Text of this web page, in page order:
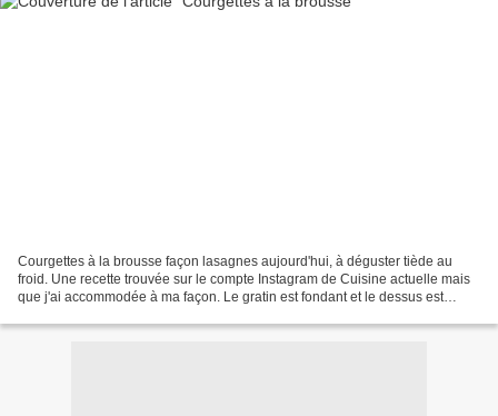
Courgettes à la brousse façon lasagnes aujourd'hui, à déguster tiède au
froid. Une recette trouvée sur le compte Instagram de Cuisine actuelle mais
que j'ai accommodée à ma façon. Le gratin est fondant et le dessus est